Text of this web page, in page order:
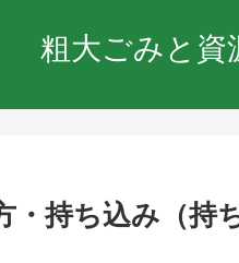
粗大ごみと資
持ち込み（持